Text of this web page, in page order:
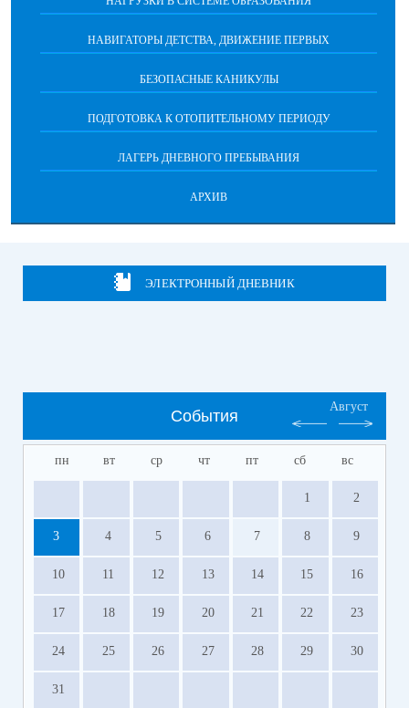
НАВИГАТОРЫ ДЕТСТВА, ДВИЖЕНИЕ ПЕРВЫХ
БЕЗОПАСНЫЕ КАНИКУЛЫ
ПОДГОТОВКА К ОТОПИТЕЛЬНОМУ ПЕРИОДУ
ЛАГЕРЬ ДНЕВНОГО ПРЕБЫВАНИЯ
АРХИВ
ЭЛЕКТРОННЫЙ ДНЕВНИК
События
Август
пн вт ср чт пт сб вс
1 2
3 4 5 6 7 8 9
10 11 12 13 14 15 16
17 18 19 20 21 22 23
24 25 26 27 28 29 30
31